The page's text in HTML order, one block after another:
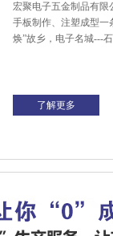
宏聚电子五金制品有限
手板制作、注塑成型一
焕”故乡，电子名城---
了解更多